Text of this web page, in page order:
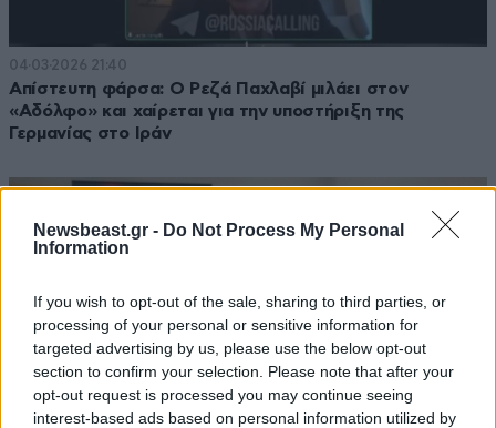
Newsbeast.gr - Do Not Process My Personal
Information
If you wish to opt-out of the sale, sharing to third parties, or
processing of your personal or sensitive information for
targeted advertising by us, please use the below opt-out
section to confirm your selection. Please note that after your
opt-out request is processed you may continue seeing
interest-based ads based on personal information utilized by
04·03·2026 21:40
Απίστευτη φάρσα: Ο Ρεζά Παχλαβί μιλάει στον
«Αδόλφο» και χαίρεται για την υποστήριξη της
Γερμανίας στο Ιράν